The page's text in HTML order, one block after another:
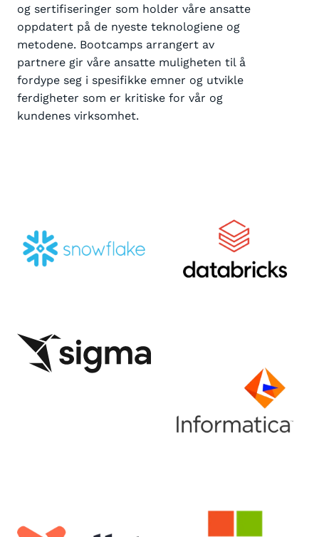
og sertifiseringer som holder våre ansatte
oppdatert på de nyeste teknologiene og
metodene. Bootcamps arrangert av
partnere gir våre ansatte muligheten til å
fordype seg i spesifikke emner og utvikle
ferdigheter som er kritiske for vår og
kundenes virksomhet.